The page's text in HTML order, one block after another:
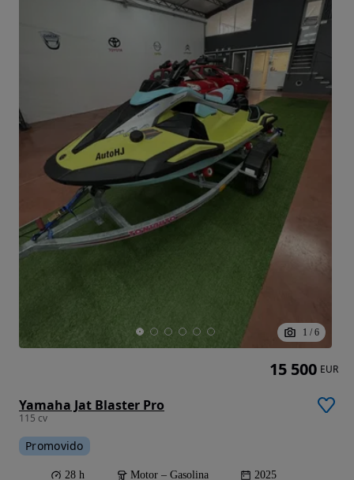
1 / 6
Yamaha Jat Blaster Pro
115 cv
Promovido
28 h Motor – Gasolina 2025
15 500 EUR